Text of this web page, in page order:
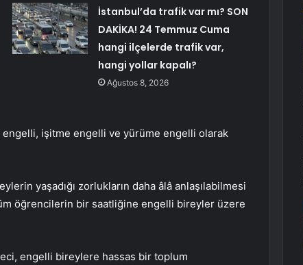
İstanbul’da trafik var mı? SON
DAKİKA! 24 Temmuz Cuma
hangi ilçelerde trafik var,
hangi yollar kapalı?
Ağustos 8, 2026
işitme engelli ve yürüme engelli olarak
yaşadığı zorlukların daha âlâ anlaşılabilmesi
öğrencilerin bir saatliğine engelli bireyler üzere
engelli bireylere hassas bir toplum